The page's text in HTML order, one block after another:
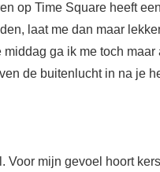
op Time Square heeft
laat me dan maar
ga ik me toch
de buitenlucht in na je
Voor mijn gevoel hoort